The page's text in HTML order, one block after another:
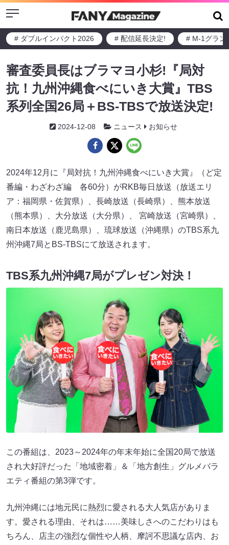
Menu
# ダブルインパクト2026 # 配信延長決定! # M-1グラン
審査委員長はブラマヨ小杉!『局対
抗！九州沖縄食べにいき大賞』TBS
系列全国26局＋BS-TBSで放送決定!
2024-12-08 ニュース お知らせ
2024年12月に『局対抗！九州沖縄食べにいき大賞』（ど定
番編・わざわざ編 各60分）がRKB毎日放送（放送エリ
ア：福岡県・佐賀県）、長崎放送（長崎県）、熊本放送
（熊本県）、大分放送（大分県）、 宮崎放送（宮崎県）、
南日本放送（鹿児島県）、琉球放送（沖縄県）のTBS系九
州沖縄7局とBS-TBSにて放送されます。
TBS系九州沖縄7局がプレゼン対決！
この番組は、2023～2024年の年末年始に全国20局で放送
され大好評だった「地域密着」＆「地方創生」グルメバラ
エティ番組の第3弾です。
九州沖縄には地元民に熱烈に愛される大人気店がありま
す。愛される理由、それは……美味しさへのこだわりはも
ちろん、店主の強烈な個性や人柄、摩訶不思議な店内、お